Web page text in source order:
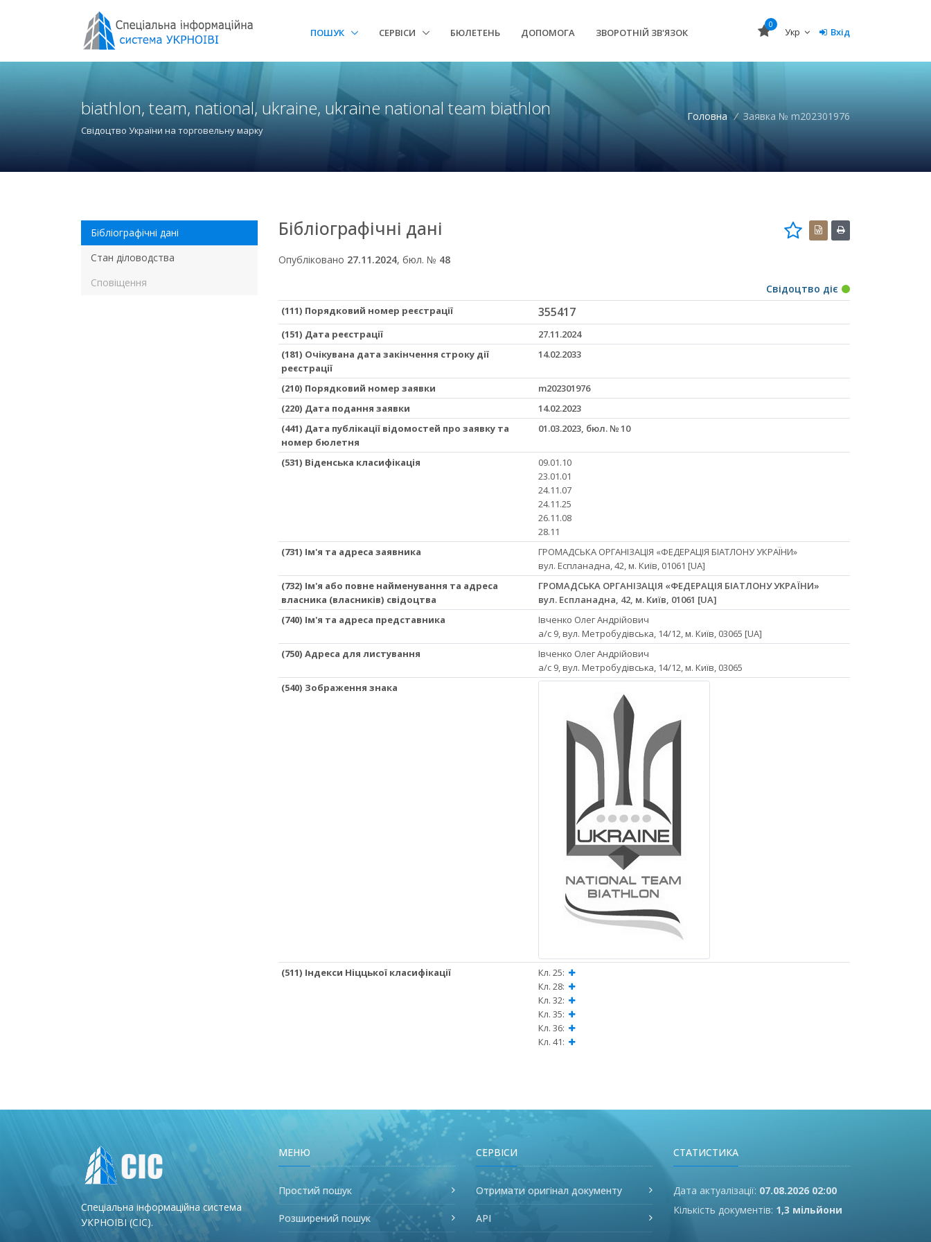
ПОШУК СЕРВІСИ БЮЛЕТЕНЬ ДОПОМОГА ЗВОРОТНІЙ ЗВ'ЯЗОК
0
Укр Вхід
biathlon, team, national, ukraine, ukraine national team biathlon
Свідоцтво України на торговельну марку
Головна / Заявка № m202301976
Бібліографічні дані
Стан діловодства
Сповіщення
Бібліографічні дані
Опубліковано 27.11.2024, бюл. № 48
Свідоцтво діє
(111) Порядковий номер реєстрації 355417
(151) Дата реєстрації
27.11.2024
(181) Очікувана дата закінчення строку дії
реєстрації
14.02.2033
(210) Порядковий номер заявки
m202301976
(220) Дата подання заявки
14.02.2023
(441) Дата публікації відомостей про заявку та
номер бюлетня
01.03.2023, бюл. № 10
(531) Віденська класифікація
09.01.10
23.01.01
24.11.07
24.11.25
26.11.08
28.11
(731) Ім'я та адреса заявника
ГРОМАДСЬКА ОРГАНІЗАЦІЯ «ФЕДЕРАЦІЯ БІАТЛОНУ УКРАЇНИ»
вул. Еспланадна, 42, м. Київ, 01061 [UA]
(732) Ім'я або повне найменування та адреса
власника (власників) свідоцтва
ГРОМАДСЬКА ОРГАНІЗАЦІЯ «ФЕДЕРАЦІЯ БІАТЛОНУ УКРАЇНИ»
вул. Еспланадна, 42, м. Київ, 01061 [UA]
(740) Ім'я та адреса представника
Івченко Олег Андрійович
а/с 9, вул. Метробудівська, 14/12, м. Київ, 03065 [UA]
(750) Адреса для листування
Івченко Олег Андрійович
а/с 9, вул. Метробудівська, 14/12, м. Київ, 03065
(540) Зображення знака
(511) Індекси Ніццької класифікації
Кл. 25:
Кл. 28:
Кл. 32:
Кл. 35:
Кл. 36:
Кл. 41:
Спеціальна інформаційна система
УКРНОІВІ (СІС).
МЕНЮ
Простий пошук
Розширений пошук
СЕРВІСИ
Отримати оригінал документу
API
СТАТИСТИКА
Дата актуалізації: 07.08.2026 02:00
Кількість документів: 1,3 мільйони